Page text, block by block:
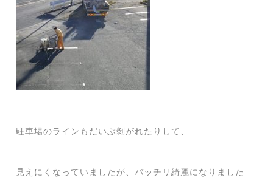
駐車場のラインもだいぶ剝がれたりして、
見えにくなっていましたが、バッチリ綺麗になりました